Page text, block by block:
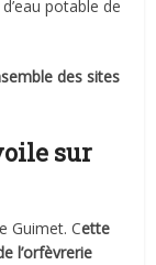
potable de
des sites
sur
Guimet. Cette
l’orfèvrerie